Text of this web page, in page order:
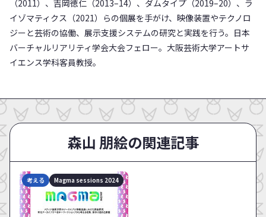
（2011）、吉岡徳仁（2013–14）、ダムタイプ（2019–20）、ラ
イゾマティクス（2021）らの個展を手がけ、映像装置やテクノロ
ジーと芸術の協働、展示支援システムの研究と実践を行う。日本
バーチャルリアリティ学会大会フェロー。大阪芸術大学アートサ
イエンス学科客員教授。
森山 朋絵の関連記事
考える Magma sessions 2024